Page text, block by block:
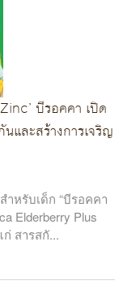
บีรอคคา เปิด
และสร้างการเจริญ
หรับเด็ก “บีรอคคา
Elderberry Plus
สารสกั...